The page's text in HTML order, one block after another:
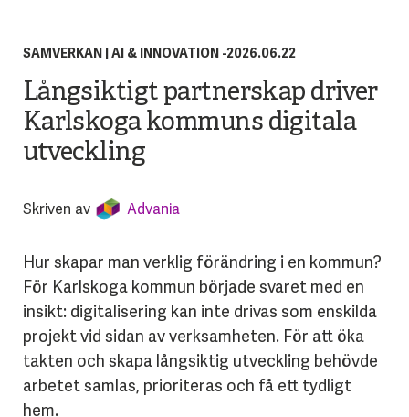
SAMVERKAN|AI & INNOVATION -2026.06.22
Långsiktigt partnerskap driver
Karlskoga kommuns digitala
utveckling
Skriven av Advania
Hur skapar man verklig förändring i en kommun?
För Karlskoga kommun började svaret med en
insikt: digitalisering kan inte drivas som enskilda
projekt vid sidan av verksamheten. För att öka
takten och skapa långsiktig utveckling behövde
arbetet samlas, prioriteras och få ett tydligt
hem.